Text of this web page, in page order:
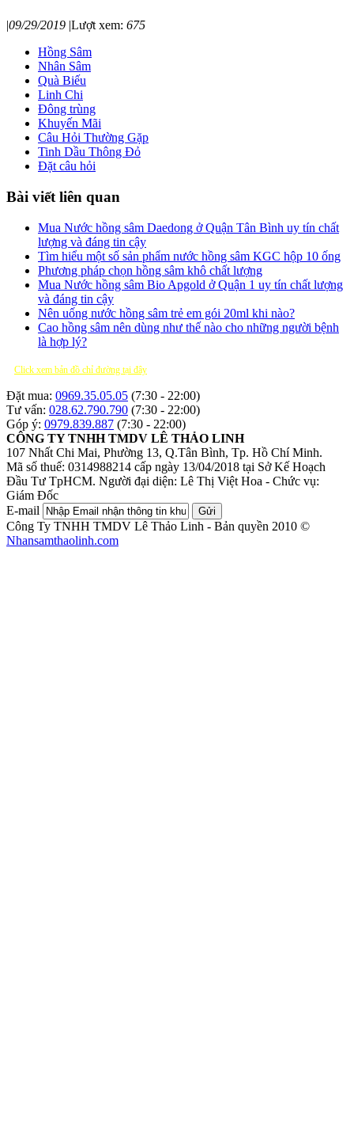
|09/29/2019 |Lượt xem: 675
Hồng Sâm
Nhân Sâm
Quà Biếu
Linh Chi
Đông trùng
Khuyến Mãi
Câu Hỏi Thường Gặp
Tinh Dầu Thông Đỏ
Đặt câu hỏi
Bài viết liên quan
Mua Nước hồng sâm Daedong ở Quận Tân Bình uy tín chất
lượng và đáng tin cậy
Tìm hiểu một số sản phẩm nước hồng sâm KGC hộp 10 ống
Phương pháp chọn hồng sâm khô chất lượng
Mua Nước hồng sâm Bio Apgold ở Quận 1 uy tín chất lượng
và đáng tin cậy
Nên uống nước hồng sâm trẻ em gói 20ml khi nào?
Cao hồng sâm nên dùng như thế nào cho những người bệnh
là hợp lý?
Click xem bản đồ chỉ đường tại đây
Đặt mua: 0969.35.05.05 (7:30 - 22:00)
Tư vấn: 028.62.790.790 (7:30 - 22:00)
Góp ý: 0979.839.887 (7:30 - 22:00)
CÔNG TY TNHH TMDV LÊ THẢO LINH
107 Nhất Chi Mai, Phường 13, Q.Tân Bình, Tp. Hồ Chí Minh.
Mã số thuế: 0314988214 cấp ngày 13/04/2018 tại Sở Kế Hoạch
Đầu Tư TpHCM. Người đại diện: Lê Thị Việt Hoa - Chức vụ:
Giám Đốc
E-mail
Gửi
Công Ty TNHH TMDV Lê Thảo Linh - Bản quyền 2010 ©
Nhansamthaolinh.com